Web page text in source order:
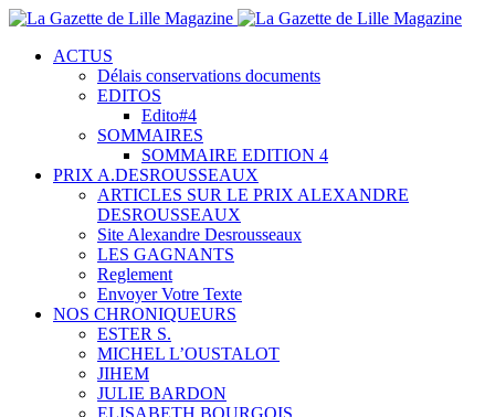
ACTUS
Délais conservations documents
EDITOS
Edito#4
SOMMAIRES
SOMMAIRE EDITION 4
PRIX A.DESROUSSEAUX
ARTICLES SUR LE PRIX ALEXANDRE
DESROUSSEAUX
Site Alexandre Desrousseaux
LES GAGNANTS
Reglement
Envoyer Votre Texte
NOS CHRONIQUEURS
ESTER S.
MICHEL L’OUSTALOT
JIHEM
JULIE BARDON
ELISABETH BOURGOIS